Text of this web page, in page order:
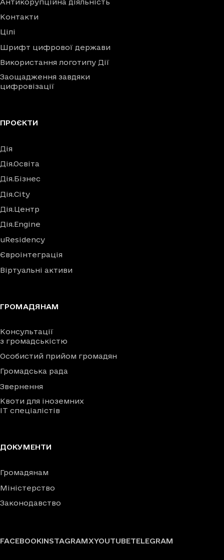
Контакти
Цілі
Шрифт цифрової держави
Використання логотипу Дії
Заощадження завдяки
цифровізації
ПРОЄКТИ
Дія
Дія.Освіта
Дія.Бізнес
Дія.City
Дія.Центр
Дія.Engine
uResidency
Євроінтеграція
Віртуальні активи
ГРОМАДЯНАМ
Консультації
з громадськістю
Особистий прийом громадян
Громадська рада
Звернення
Квоти для іноземних
IT спеціалістів
ДОКУМЕНТИ
Громадянам
Міністерство
Законодавство
FACEBOOKINSTAGRAMXYOUTUBETELEGRAM